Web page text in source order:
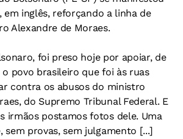
em inglês, reforçando a linha de
Alexandre de Moraes.
foi preso hoje por apoiar, de
o povo brasileiro que foi às ruas
contra os abusos do ministro
do Supremo Tribunal Federal. E
irmãos postamos fotos dele. Uma
sem provas, sem julgamento [...]